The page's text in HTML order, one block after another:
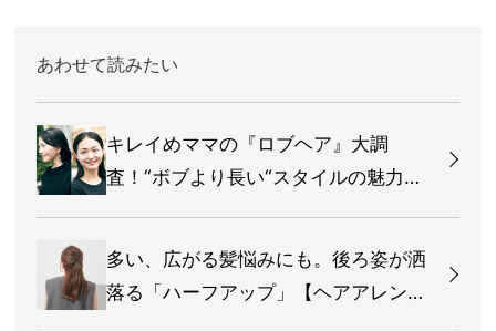
あわせて読みたい
キレイめママの『ロブヘア』大調
査！“ボブより長い“スタイルの魅力っ
多い、広がる髪悩みにも。後ろ姿が洒
落る「ハーフアップ」【ヘアアレン